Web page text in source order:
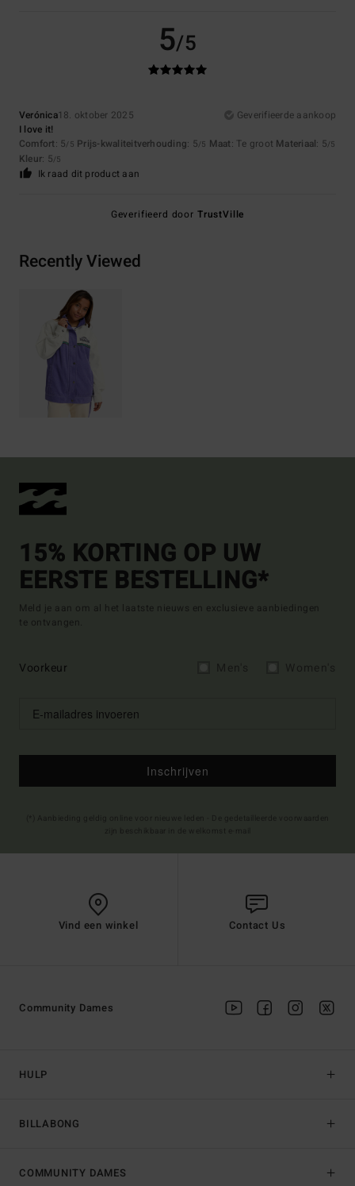
5/5
Verónica18. oktober 2025
Geverifieerde aankoop
I love it!
Comfort: 5/5 Prijs-kwaliteitverhouding: 5/5 Maat: Te groot Materiaal: 5/5
Kleur: 5/5
Ik raad dit product aan
Geverifieerd door TrustVille
Recently Viewed
15% KORTING OP UW
EERSTE BESTELLING*
Meld je aan om al het laatste nieuws en exclusieve aanbiedingen
te ontvangen.
Voorkeur
Inschrijven
Vind een winkel Contact Us
HULP
BILLABONG
Community Dames
COMMUNITY DAMES